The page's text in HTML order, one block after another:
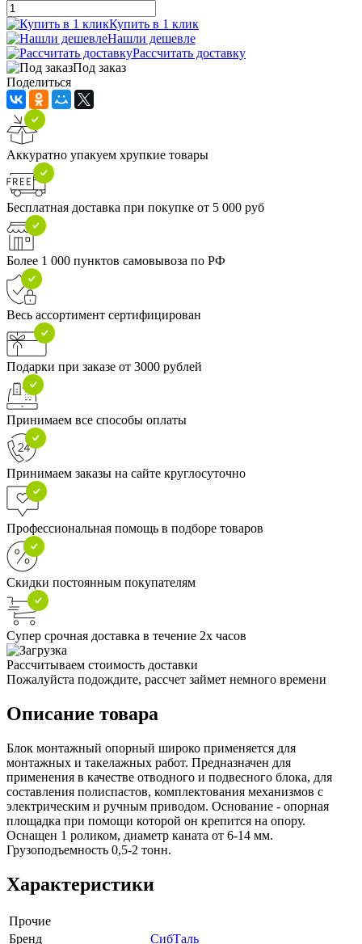
Купить в 1 клик
Нашли дешевле
Рассчитать доставку
Под заказ
Поделиться
Аккуратно упакуем хрупкие товары
Бесплатная доставка при покупке от 5 000 руб
Более 1 000 пунктов самовывоза по РФ
Весь ассортимент сертифицирован
Подарки при заказе от 3000 рублей
Принимаем все способы оплаты
Принимаем заказы на сайте круглосуточно
Профессиональная помощь в подборе товаров
Скидки постоянным покупателям
Супер срочная доставка в течение 2х часов
Рассчитываем стоимость доставки
Пожалуйста подождите, рассчет займет немного времени
Описание товара
Блок монтажный опорный широко применяется для
монтажных и такелажных работ. Предназначен для
применения в качестве отводного и подвесного блока, для
составления полиспастов, комплектования механизмов с
электрическим и ручным приводом. Основание - опорная
площадка при помощи которой он крепится на опору.
Оснащен 1 роликом, диаметр каната от 6-14 мм.
Грузоподъемность 0,5-2 тонн.
Характеристики
Прочие
Бренд
СибТаль